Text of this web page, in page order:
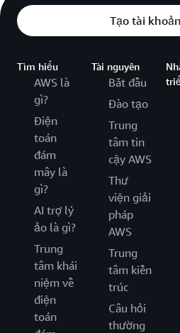
Tạo tài
Tìm hiểu
AWS là
gì?
Điện
toán
đám
mây là
gì?
AI trợ lý
ảo là gì?
Trung
tâm khái
niệm về
điện
toán
Tài nguyên
Bắt đầu
Đào tạo
Trung
tâm tin
cậy AWS
Thư
viện giải
pháp
AWS
Trung
tâm kiến
trúc
Câu hỏi
thường